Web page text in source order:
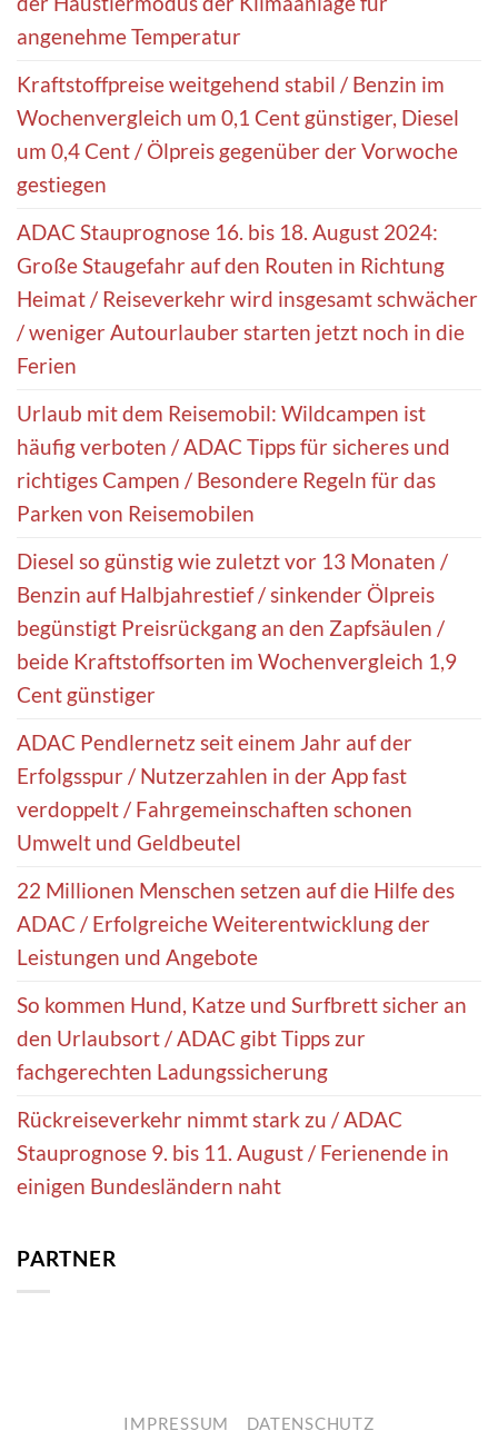
angenehme Temperatur
Kraftstoffpreise weitgehend stabil / Benzin im
Wochenvergleich um 0,1 Cent günstiger, Diesel
um 0,4 Cent / Ölpreis gegenüber der Vorwoche
gestiegen
ADAC Stauprognose 16. bis 18. August 2024:
Große Staugefahr auf den Routen in Richtung
Heimat / Reiseverkehr wird insgesamt schwächer
/ weniger Autourlauber starten jetzt noch in die
Ferien
Urlaub mit dem Reisemobil: Wildcampen ist
häufig verboten / ADAC Tipps für sicheres und
richtiges Campen / Besondere Regeln für das
Parken von Reisemobilen
Diesel so günstig wie zuletzt vor 13 Monaten /
Benzin auf Halbjahrestief / sinkender Ölpreis
begünstigt Preisrückgang an den Zapfsäulen /
beide Kraftstoffsorten im Wochenvergleich 1,9
Cent günstiger
ADAC Pendlernetz seit einem Jahr auf der
Erfolgsspur / Nutzerzahlen in der App fast
verdoppelt / Fahrgemeinschaften schonen
Umwelt und Geldbeutel
22 Millionen Menschen setzen auf die Hilfe des
ADAC / Erfolgreiche Weiterentwicklung der
Leistungen und Angebote
So kommen Hund, Katze und Surfbrett sicher an
den Urlaubsort / ADAC gibt Tipps zur
fachgerechten Ladungssicherung
Rückreiseverkehr nimmt stark zu / ADAC
Stauprognose 9. bis 11. August / Ferienende in
einigen Bundesländern naht
PARTNER
IMPRESSUM DATENSCHUTZ